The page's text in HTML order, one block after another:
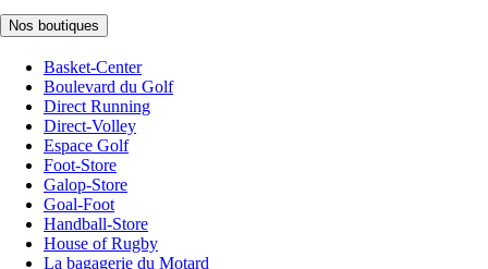
Nos boutiques
Basket-Center
Boulevard du Golf
Direct Running
Direct-Volley
Espace Golf
Foot-Store
Galop-Store
Goal-Foot
Handball-Store
House of Rugby
La bagagerie du Motard